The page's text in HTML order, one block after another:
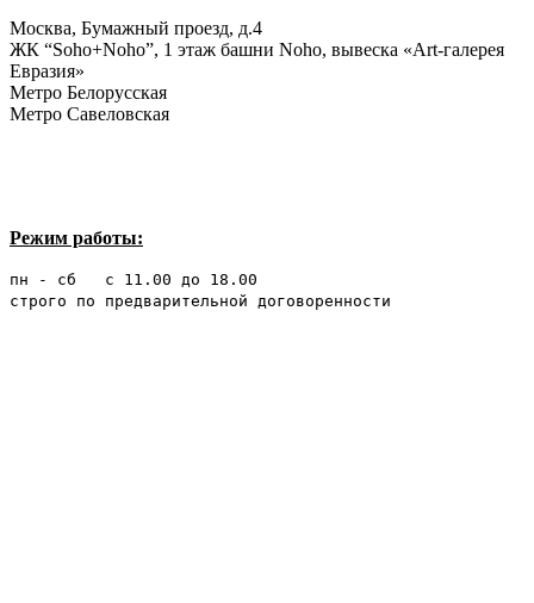
Москва, Бумажный проезд, д.4
ЖК “Soho+Noho”, 1 этаж башни Noho, вывеска «Art-галерея
Евразия»
Метро Белорусская
Метро Савеловская
Режим работы:
пн - сб с 11.00 до 18.00
строго по предварительной договоренности